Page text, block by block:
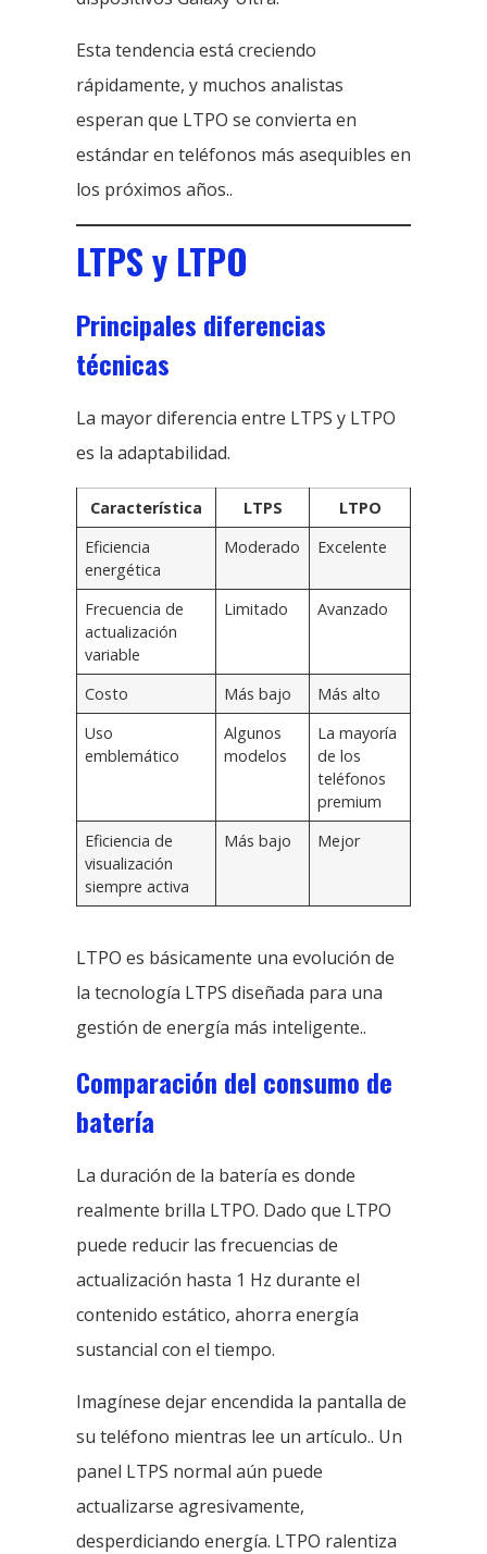
Esta tendencia está creciendo
rápidamente, y muchos analistas
esperan que LTPO se convierta en
estándar en teléfonos más asequibles en
los próximos años..
LTPS y LTPO
Principales diferencias
técnicas
La mayor diferencia entre LTPS y LTPO
es la adaptabilidad.
Característica LTPS
LTPO
Eficiencia
energética
Moderado Excelente
Frecuencia de
actualización
variable
Limitado Avanzado
Costo Más bajo
Más alto
Uso
emblemático
Algunos
modelos
La mayoría
de los
teléfonos
premium
Eficiencia de
visualización
siempre activa
Más bajo Mejor
LTPO es básicamente una evolución de
la tecnología LTPS diseñada para una
gestión de energía más inteligente..
Comparación del consumo de
batería
La duración de la batería es donde
realmente brilla LTPO. Dado que LTPO
puede reducir las frecuencias de
actualización hasta 1 Hz durante el
contenido estático, ahorra energía
sustancial con el tiempo.
Imagínese dejar encendida la pantalla de
su teléfono mientras lee un artículo.. Un
panel LTPS normal aún puede
actualizarse agresivamente,
desperdiciando energía. LTPO ralentiza